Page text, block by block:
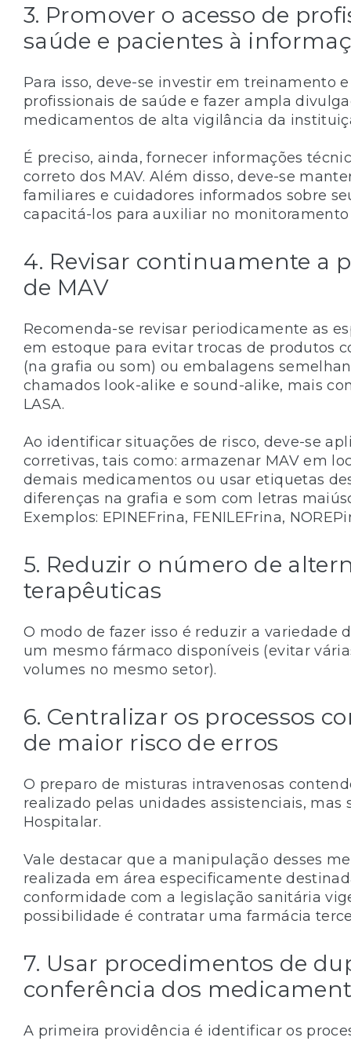
3. Promover o acesso de
saúde e pacientes à
Para isso, deve-se investir em treinamento
profissionais de saúde e fazer ampla
medicamentos de alta vigilância da
É preciso, ainda, fornecer informações
correto dos MAV. Além disso, deve-se
familiares e cuidadores informados sobre
capacitá-los para auxiliar no
4. Revisar continuamente a
de MAV
Recomenda-se revisar periodicamente as
em estoque para evitar trocas de produtos
(na grafia ou som) ou embalagens
chamados look-alike e sound-alike, mais
LASA.
Ao identificar situações de risco, deve-se
corretivas, tais como: armazenar MAV em
demais medicamentos ou usar etiquetas
diferenças na grafia e som com letras
Exemplos: EPINEFrina, FENILEFrina,
5. Reduzir o número de
terapêuticas
O modo de fazer isso é reduzir a variedade
um mesmo fármaco disponíveis (evitar
volumes no mesmo setor).
6. Centralizar os processos
de maior risco de erros
O preparo de misturas intravenosas
realizado pelas unidades assistenciais, mas
Hospitalar.
Vale destacar que a manipulação desses
realizada em área especificamente
conformidade com a legislação sanitária
possibilidade é contratar uma farmácia
7. Usar procedimentos de
conferência dos
A primeira providência é identificar os